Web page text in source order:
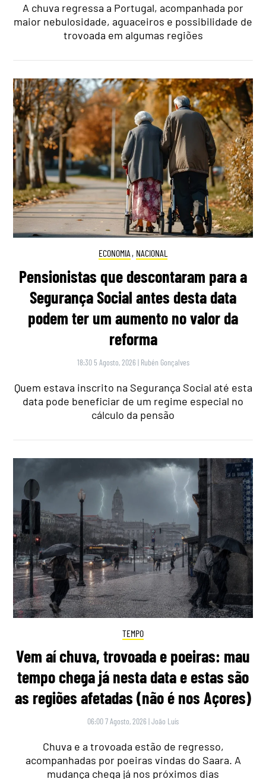
A chuva regressa a Portugal, acompanhada por
maior nebulosidade, aguaceiros e possibilidade de
trovoada em algumas regiões
ECONOMIA , NACIONAL
Pensionistas que descontaram para a
Segurança Social antes desta data
podem ter um aumento no valor da
reforma
18:30 5 Agosto, 2026 | Rubén Gonçalves
Quem estava inscrito na Segurança Social até esta
data pode beneficiar de um regime especial no
cálculo da pensão
TEMPO
Vem aí chuva, trovoada e poeiras: mau
tempo chega já nesta data e estas são
as regiões afetadas (não é nos Açores)
06:00 7 Agosto, 2026 |João Luís
Chuva e a trovoada estão de regresso,
acompanhadas por poeiras vindas do Saara. A
mudança chega já nos próximos dias